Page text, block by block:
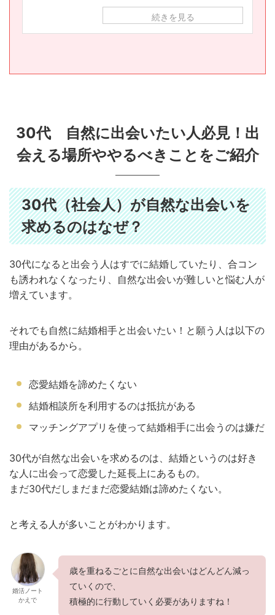
続きを見る
30代 自然に出会いたい人必見！出
会える場所ややるべきことをご紹介
30代（社会人）が自然な出会いを
求めるのはなぜ？
30代になると出会う人はすでに結婚していたり、合コン
も誘われなくなったり、自然な出会いが難しいと悩む人が
増えています。
それでも自然に結婚相手と出会いたい！と願う人は以下の
理由があるから。
恋愛結婚を諦めたくない
結婚相談所を利用するのは抵抗がある
マッチングアプリを使って結婚相手に出会うのは嫌だ
30代が自然な出会いを求めるのは、結婚というのは好き
な人に出会って恋愛した延長上にあるもの。
まだ30代だしまだまだ恋愛結婚は諦めたくない。
と考える人が多いことがわかります。
婚活ノート
かえで
歳を重ねるごとに自然な出会いはどんどん減っ
ていくので、
積極的に行動していく必要がありますね！